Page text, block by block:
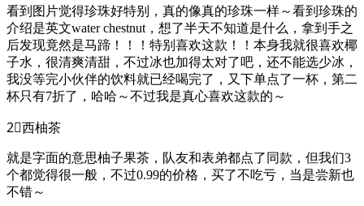
看到图片觉得珍珠好特别，真的像真的珍珠一样～看到珍珠的
介绍是英文water chestnut，想了半天不知道是什么，拿到手之
后发现竟然是马蹄！！！特别喜欢这款！！本身我就很喜欢椰
子水，很清爽清甜，不过冰也加得太对了吧，还不能选少冰，
我没等完小伙伴的饮料就已经喝完了，又下单点了一杯，第二
杯只有7折了，哈哈～不过我是真心喜欢这款的～
2⃣️西柚茶
就是字面的意思柚子果茶，队友和表弟都点了同款，但我们3
个都觉得很一般，不过0.99的价格，买了不吃亏，当是尝新也
不错～